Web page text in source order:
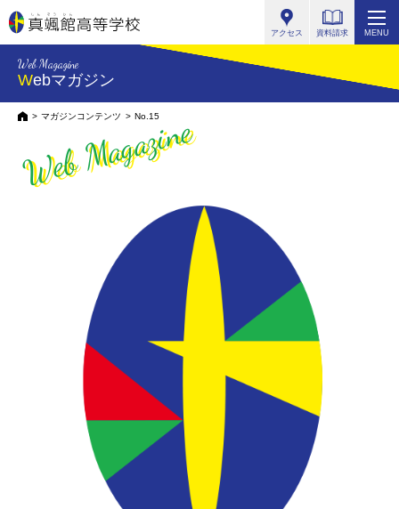
アクセス 資料請求 MENU
Web Magagine
Webマガジン
HOME
マガジンコンテンツ No.15
Web Magazine